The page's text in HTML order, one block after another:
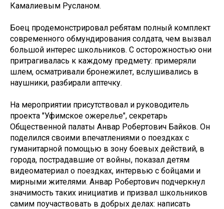
Камалиевым Русланом.
Боец продемонстрировал ребятам полный комплект
современного обмундирования солдата, чем вызвал
большой интерес школьников. С осторожностью они
притрагивалась к каждому предмету: примеряли
шлем, осматривали бронежилет, вслушивались в
наушники, разбирали аптечку.
На мероприятии присутствовал и руководитель
проекта "Уфимское ожерелье", секретарь
Общественной палаты Анвар Робертович Байков. Он
поделился своими впечатлениями о поездках с
гуманитарной помощью в зону боевых действий, в
города, пострадавшие от войны, показал детям
видеоматериал о поездках, интервью с бойцами и
мирными жителями. Анвар Робертович подчеркнул
значимость таких инициатив и призвал школьников
самим поучаствовать в добрых делах: написать